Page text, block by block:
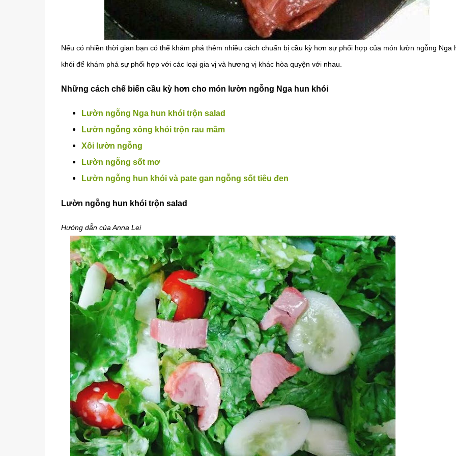
Nếu có nhiền thời gian bạn có thể khám phá thêm nhiều cách chuẩn bị cầu kỳ hơn sự phối hợp của món lườn ngỗng Nga
khói để khám phá sự phối hợp với các loại gia vị và hương vị khác hòa quyện với nhau.
Những cách chế biến cầu kỳ hơn cho món lườn ngỗng Nga hun khói
Lườn ngỗng Nga hun khói trộn salad
Lườn ngỗng xông khói trộn rau mầm
Xôi lườn ngỗng
Lườn ngỗng sốt mơ
Lườn ngỗng hun khói và pate gan ngỗng sốt tiêu đen
Lườn ngỗng hun khói trộn salad
Hướng dẫn của Anna Lei